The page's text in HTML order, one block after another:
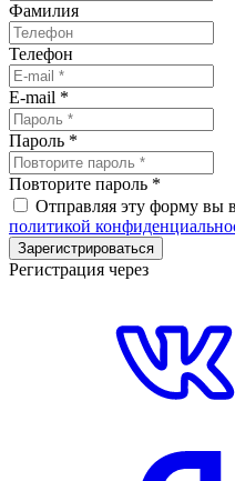
Фамилия
Телефон
E-mail *
Пароль *
Повторите пароль *
Отправляя эту форму вы
политикой
Зарегистрироваться
Регистрация через